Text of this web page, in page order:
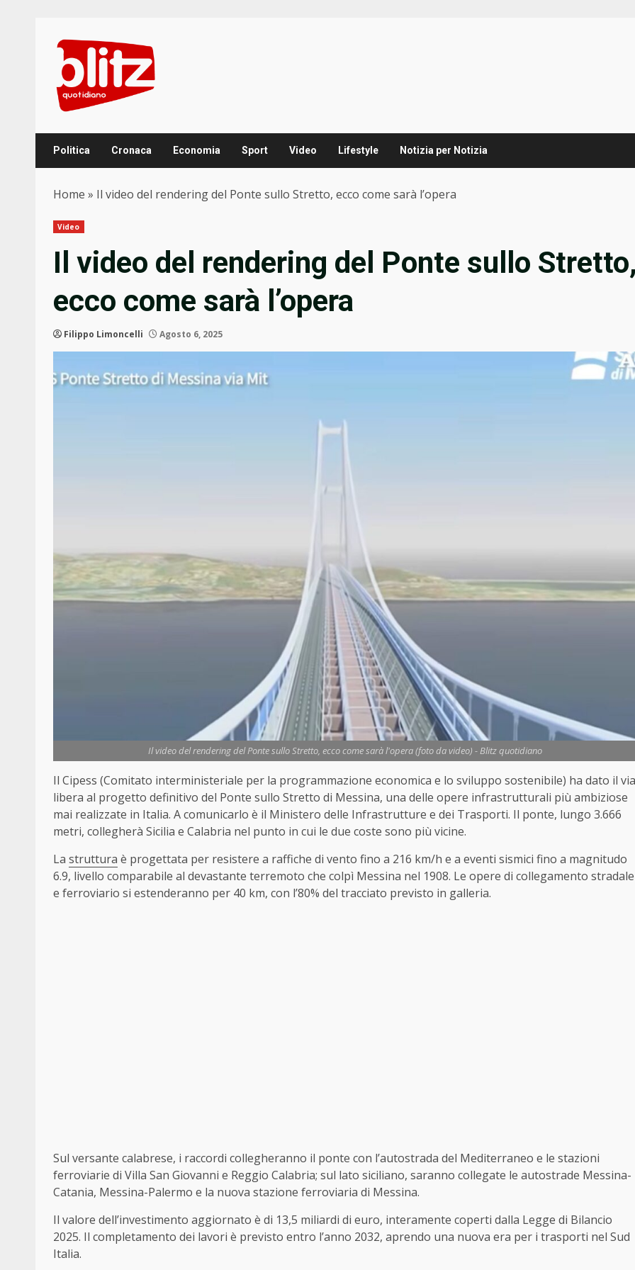
content
Politica Cronaca Economia Sport Video Lifestyle Notizia per Notizia
Home » Il video del rendering del Ponte sullo Stretto, ecco come sarà l’opera
Video
Il video del rendering del Ponte sullo
ecco come sarà l’opera
Filippo Limoncelli Agosto 6, 2025
Il video del rendering del Ponte sullo Stretto, ecco come sarà l'opera (foto da video) - Blitz quotidiano
Il Cipess (Comitato interministeriale per la programmazione economica e lo sviluppo sostenibile) ha dato il via
libera al progetto definitivo del Ponte sullo Stretto di Messina, una delle opere infrastrutturali più ambiziose
mai realizzate in Italia. A comunicarlo è il Ministero delle Infrastrutture e dei Trasporti. Il ponte, lungo 3.666
metri, collegherà Sicilia e Calabria nel punto in cui le due coste sono più vicine.
La struttura è progettata per resistere a raffiche di vento fino a 216 km/h e a eventi sismici fino a magnitudo
6.9, livello comparabile al devastante terremoto che colpì Messina nel 1908. Le opere di collegamento stradale
e ferroviario si estenderanno per 40 km, con l’80% del tracciato previsto in galleria.
Sul versante calabrese, i raccordi collegheranno il ponte con l’autostrada del Mediterraneo e le stazioni
ferroviarie di Villa San Giovanni e Reggio Calabria; sul lato siciliano, saranno collegate le autostrade Messina-
Catania, Messina-Palermo e la nuova stazione ferroviaria di Messina.
Il valore dell’investimento aggiornato è di 13,5 miliardi di euro, interamente coperti dalla Legge di Bilancio
2025. Il completamento dei lavori è previsto entro l’anno 2032, aprendo una nuova era per i trasporti nel Sud
Italia.